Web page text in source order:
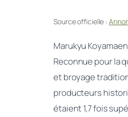
Source officielle :
Marukyu
Reconnue pour la
et broyage
producteurs
étaient 1,7 fois